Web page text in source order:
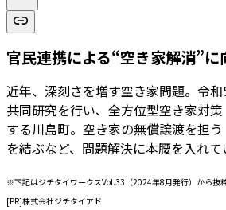
官民連携による“空き家解消”に
近年、深刻さを増す空き家問題。令
共同研究を行い、全方位型空き家対
する川島町。空き家の無償譲渡を担
を結ぶなど、問題解決に本腰を入れて
※下記はジチタイワークスVol.33（2024年8月発行）から抜
[PR]株式会社ジチタイアド